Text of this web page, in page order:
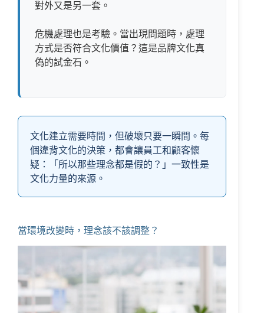
對外又是另一套。
危機處理也是考驗。當出現問題時，處理
方式是否符合文化價值？這是品牌文化真
偽的試金石。
文化建立需要時間，但破壞只要一瞬間。每
個違背文化的決策，都會讓員工和顧客懷
疑：「所以那些理念都是假的？」一致性是
文化力量的來源。
當環境改變時，理念該不該調整？